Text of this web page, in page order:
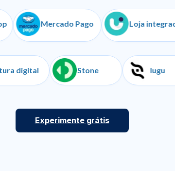
Mercado Pago Loja integrada
Assinatura digital Stone
Experimente grátis